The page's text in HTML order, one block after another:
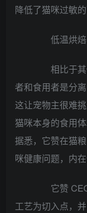
降低了猫咪过敏
低温烘焙
相比于其
者和食用者是分
这让宠物主很难
猫咪本身的食用
据悉，它赞在猫
咪健康问题，内
它赞 CEO
工艺为切入点，